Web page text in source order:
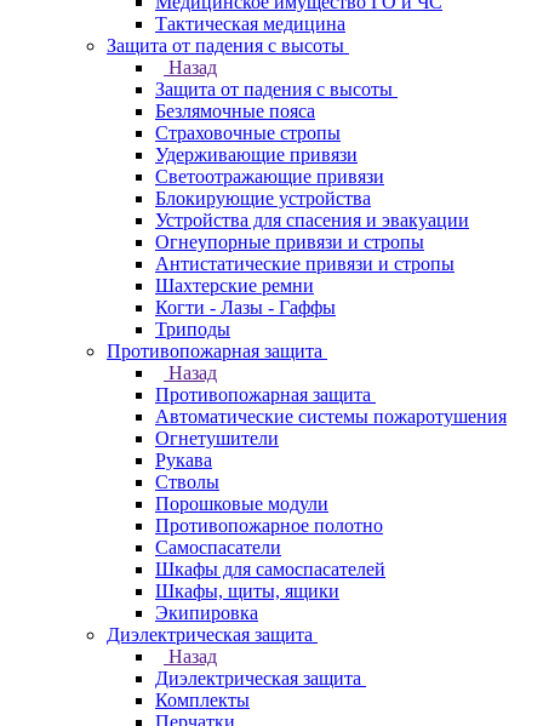
Тактическая медицина
Защита от падения с высоты
Назад
Защита от падения с высоты
Безлямочные пояса
Страховочные стропы
Удерживающие привязи
Светоотражающие привязи
Блокирующие устройства
Устройства для спасения и эвакуации
Огнеупорные привязи и стропы
Антистатические привязи и стропы
Шахтерские ремни
Когти - Лазы - Гаффы
Триподы
Противопожарная защита
Назад
Противопожарная защита
Автоматические системы пожаротушения
Огнетушители
Рукава
Стволы
Порошковые модули
Противопожарное полотно
Самоспасатели
Шкафы для самоспасателей
Шкафы, щиты, ящики
Экипировка
Диэлектрическая защита
Назад
Диэлектрическая защита
Комплекты
Перчатки